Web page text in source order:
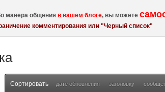
манера общенияв вашем блоге, вы можете
комментирования или "Черный список"
Сортировать дате обновления заголовку